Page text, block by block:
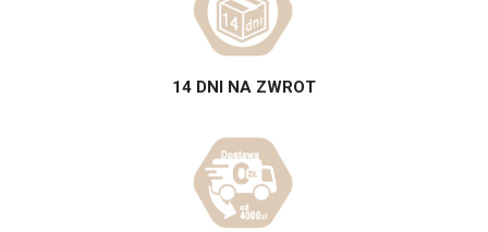
14 DNI NA ZWROT